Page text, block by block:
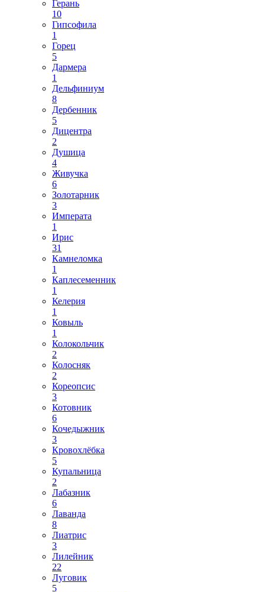
Герань
10
Гипсофила
1
Горец
5
Дармера
1
Дельфиниум
8
Дербенник
5
Дицентра
2
Душица
4
Живучка
6
Золотарник
3
Императа
1
Ирис
31
Камнеломка
1
Каплесеменник
1
Келерия
1
Ковыль
1
Колокольчик
2
Колосняк
2
Кореопсис
3
Котовник
6
Кочедыжник
3
Кровохлёбка
5
Купальница
2
Лабазник
6
Лаванда
8
Лиатрис
3
Лилейник
22
Луговик
5